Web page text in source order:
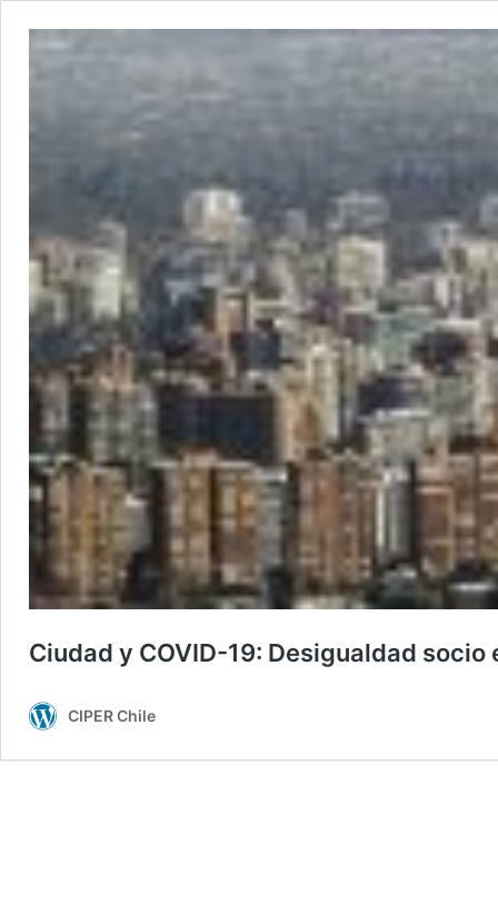
Ciudad y COVID-19: Desigualdad
CIPER Chile